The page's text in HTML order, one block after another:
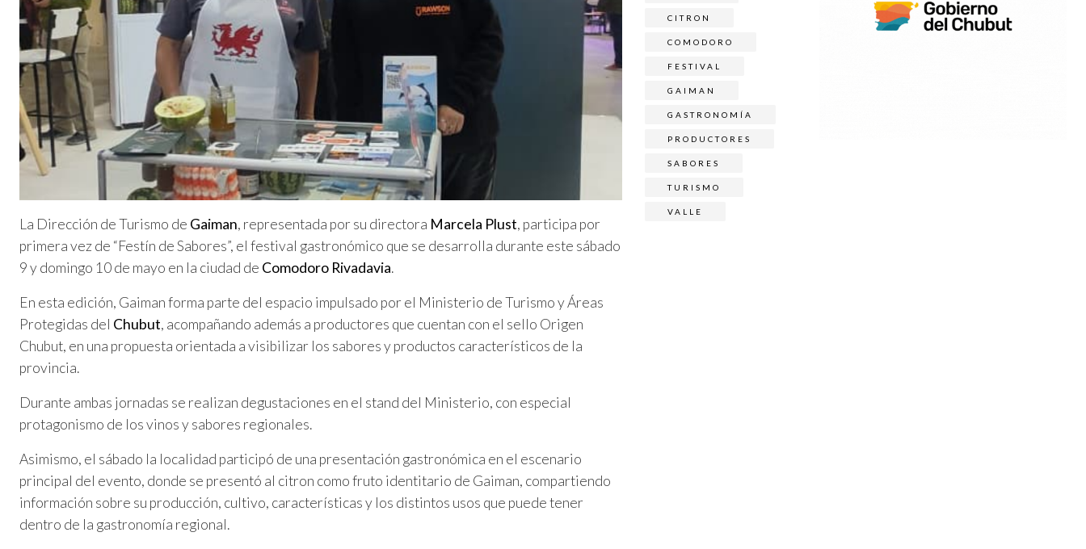
La Dirección de Turismo de Gaiman, representada por su directora Marcela Plust, participa por
primera vez de “Festín de Sabores”, el festival gastronómico que se desarrolla durante este sábado
9 y domingo 10 de mayo en la ciudad de Comodoro Rivadavia.
En esta edición, Gaiman forma parte del espacio impulsado por el Ministerio de Turismo y Áreas
Protegidas del Chubut, acompañando además a productores que cuentan con el sello Origen
Chubut, en una propuesta orientada a visibilizar los sabores y productos característicos de la
provincia.
Durante ambas jornadas se realizan degustaciones en el stand del Ministerio, con especial
protagonismo de los vinos y sabores regionales.
Asimismo, el sábado la localidad participó de una presentación gastronómica en el escenario
principal del evento, donde se presentó al citron como fruto identitario de Gaiman, compartiendo
información sobre su producción, cultivo, características y los distintos usos que puede tener
dentro de la gastronomía regional.
CITRON
COMODORO
FESTIVAL
GAIMAN
GASTRONOMÍA
PRODUCTORES
SABORES
TURISMO
VALLE